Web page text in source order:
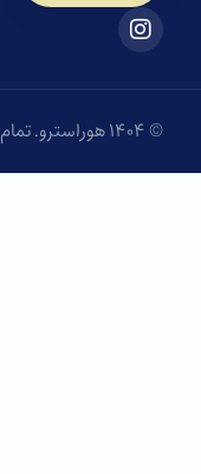
© ۱۴۰۴ هوراسترو. تمام حقوق محفوظ است. در وب‌سایت چارت تولد ودیک مدرن، با روش نوین BCRC و به کمک سروش دهقان، می‌توانید چارت تولد رایگان خود را دریافت کنید.